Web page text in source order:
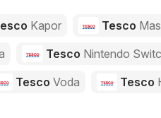
Kapor Tesco
Tesco Nintendo
Tesco Voda Tesco